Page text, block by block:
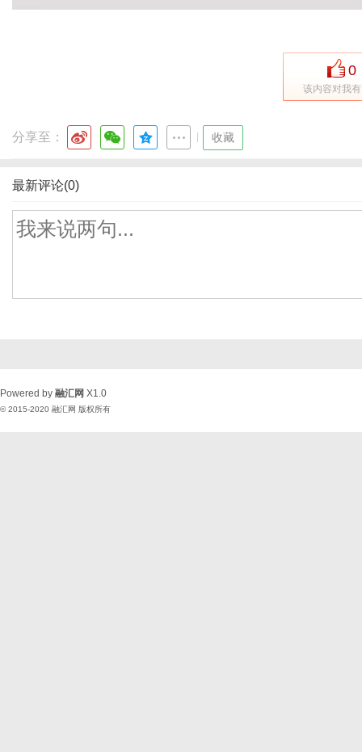
0
该内容对我
分享至： 收藏
最新评论(0)
Powered by 融汇网 X1.0
© 2015-2020 融汇网 版权所有